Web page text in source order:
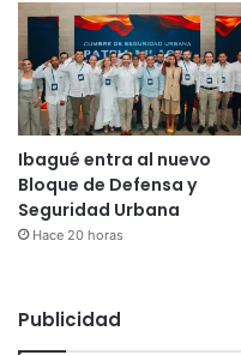
Ibagué entra al nuevo
Bloque de Defensa y
Seguridad Urbana
Hace 20 horas
Publicidad